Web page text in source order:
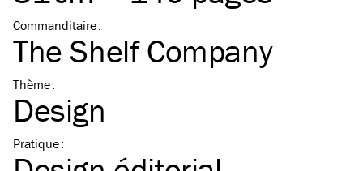
Commanditaire:
The Shelf Company
Thème:
Design
Pratique: